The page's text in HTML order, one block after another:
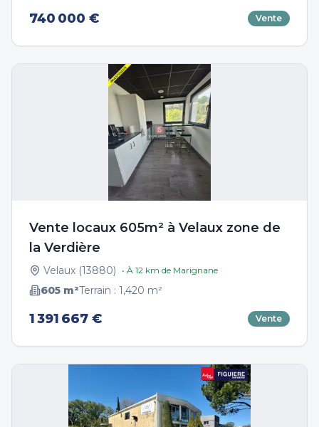
740 000 € Vente
Vente locaux 605m² à Velaux zone de
la Verdière
Velaux (13880) • À 12 km de Marignane
605 m²Terrain : 1,420 m²
1 391 667 € Vente